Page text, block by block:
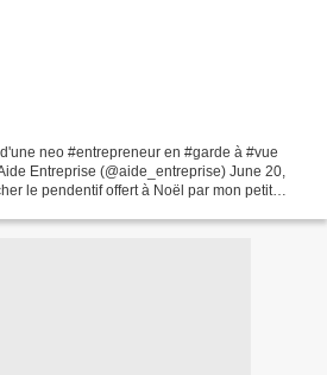
neo #entrepreneur en #garde à #vue
Entreprise (@aide_entreprise) June 20,
le pendentif offert à Noël par mon petit